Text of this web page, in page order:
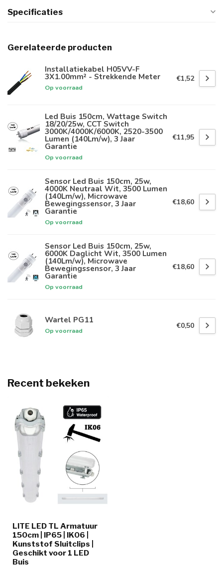
Specificaties
Gerelateerde producten
Installatiekabel H05VV-F
3X1.00mm² - Strekkende Meter
Op voorraad
€1,52
Led Buis 150cm, Wattage Switch
18/20/25w, CCT Switch
3000K/4000K/6000K, 2520-3500
Lumen (140Lm/w), 3 Jaar
Garantie
Op voorraad
€11,95
Sensor Led Buis 150cm, 25w,
4000K Neutraal Wit, 3500 Lumen
(140Lm/w), Microwave
Bewegingssensor, 3 Jaar
Garantie
Op voorraad
€18,60
Sensor Led Buis 150cm, 25w,
6000K Daglicht Wit, 3500 Lumen
(140Lm/w), Microwave
Bewegingssensor, 3 Jaar
Garantie
Op voorraad
€18,60
Wartel PG11
Op voorraad
€0,50
Recent bekeken
LITE LED TL Armatuur
150cm | IP65 | IK06 |
Kunststof Sluitclips |
Geschikt voor 1 LED
Buis